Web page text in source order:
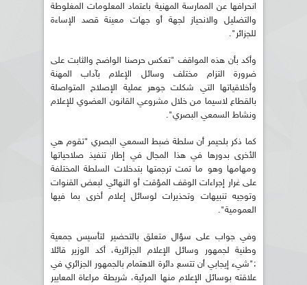
انحرافها عن الممارسة المهنية باعتماد المعلومات المغلوطة
والتضليل والانحياز لجهة أو جهات معينة قصد الإساءة
للجزائر".
وأكد بأن هذه المواقف "تعكس حرصنا الواضح والثابت على
ضرورة التزام مختلف وسائل الإعلام بآداب المهنة
وأخلاقياتها التي شكلت جوهر عملية الإصلاح المتواصلة
بالقطاع لاسيما من خلال مشروعي القانون العضوي للإعلام
ونشاط السمعي البصري".
كما ذكر بلحيمر أن سلطة ضبط السمعي البصري "تقوم هي
الأخرى بدورها في هذا المجال في إطار تنفيذ صلاحياتها
ومهامها وهو ما تمت ترجمتها بتدخلات السلطة المختلفة
على غرار إجراءات الوقف المؤقت أو النهائي لبعض القنوات
وتوجيه تنبيهات وتحذيرات لوسائل إعلام أخرى بما فيها
العمومية".
وفي جواب على سؤال متعلق بالتحضير لتأسيس جمعية
وطنية لجمهور وسائل الإعلام الجزائرية، أكد الوزير قائلا
:"شيء إيجابي أن تتسع دائرة الاهتمام بالجمهور الجزائري في
علاقته بوسائل الإعلام منها المرئية، شريطة مراعاة المعايير